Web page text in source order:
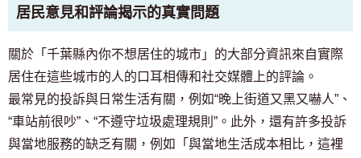
居民意見和評論揭示的真實問題
關於「千葉縣內你不想居住的城市」的大部分資訊來自實際
居住在這些城市的人的口耳相傳和社交媒體上的評論。
最常見的投訴與日常生活有關，例如“晚上街道又黑又嚇人”、
“車站前很吵”、“不遵守垃圾處理規則”。此外，還有許多投訴
與當地服務的缺乏有關，例如「與當地生活成本相比，這裡